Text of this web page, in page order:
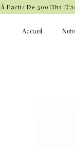
Partir De 300 Dhs
Accueil